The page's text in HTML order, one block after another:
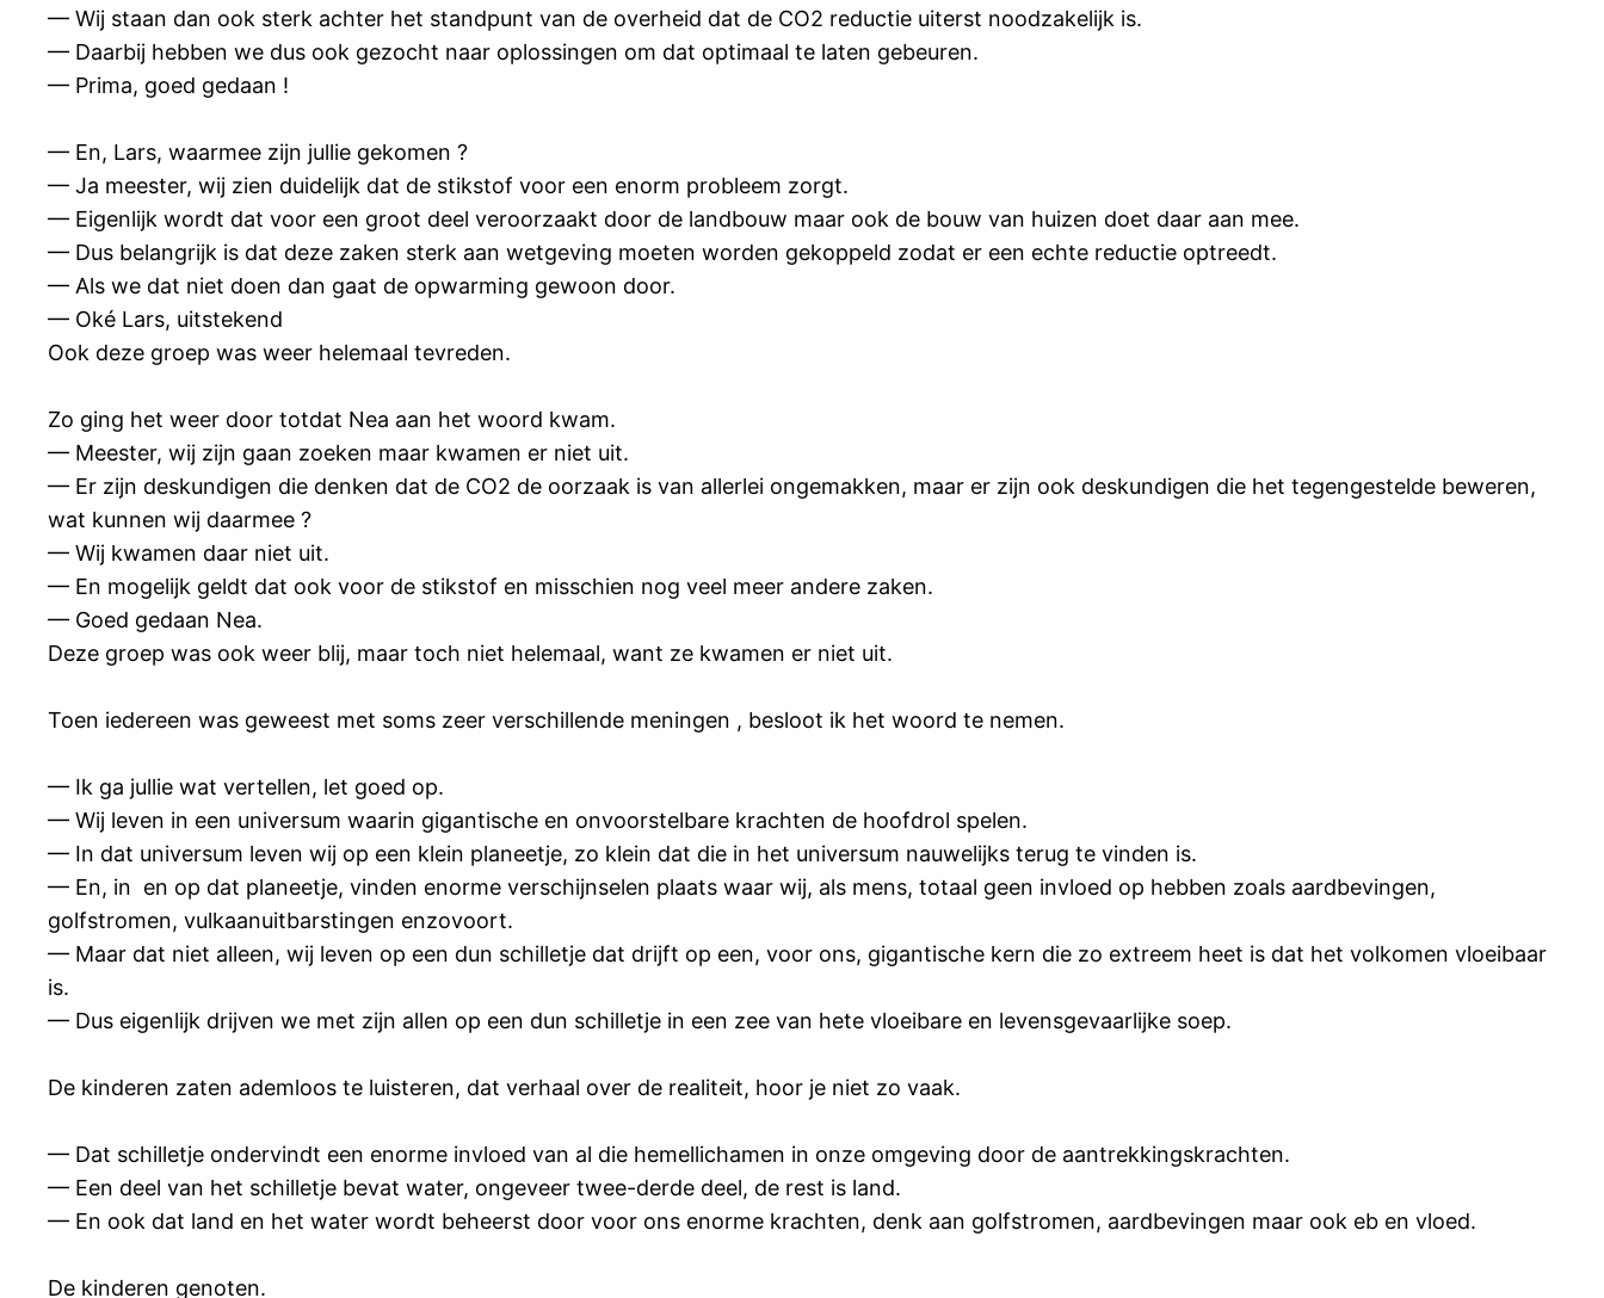
— Wij staan dan ook sterk achter het standpunt van de overheid dat de CO2 reductie uiterst noodzakelijk is.
— Daarbij hebben we dus ook gezocht naar oplossingen om dat optimaal te laten gebeuren.
— Prima, goed gedaan !
— En, Lars, waarmee zijn jullie gekomen ?
— Ja meester, wij zien duidelijk dat de stikstof voor een enorm probleem zorgt.
— Eigenlijk wordt dat voor een groot deel veroorzaakt door de landbouw maar ook de bouw van huizen doet daar aan mee.
— Dus belangrijk is dat deze zaken sterk aan wetgeving moeten worden gekoppeld zodat er een echte reductie optreedt.
— Als we dat niet doen dan gaat de opwarming gewoon door.
— Oké Lars, uitstekend
Ook deze groep was weer helemaal tevreden.
Zo ging het weer door totdat Nea aan het woord kwam.
— Meester, wij zijn gaan zoeken maar kwamen er niet uit.
— Er zijn deskundigen die denken dat de CO2 de oorzaak is van allerlei ongemakken, maar er zijn ook deskundigen die het tegengestelde beweren,
wat kunnen wij daarmee ?
— Wij kwamen daar niet uit.
— En mogelijk geldt dat ook voor de stikstof en misschien nog veel meer andere zaken.
— Goed gedaan Nea.
Deze groep was ook weer blij, maar toch niet helemaal, want ze kwamen er niet uit.
Toen iedereen was geweest met soms zeer verschillende meningen , besloot ik het woord te nemen.
— Ik ga jullie wat vertellen, let goed op.
— Wij leven in een universum waarin gigantische en onvoorstelbare krachten de hoofdrol spelen.
— In dat universum leven wij op een klein planeetje, zo klein dat die in het universum nauwelijks terug te vinden is.
— En, in en op dat planeetje, vinden enorme verschijnselen plaats waar wij, als mens, totaal geen invloed op hebben zoals aardbevingen,
golfstromen, vulkaanuitbarstingen enzovoort.
— Maar dat niet alleen, wij leven op een dun schilletje dat drijft op een, voor ons, gigantische kern die zo extreem heet is dat het volkomen vloeibaar
is.
— Dus eigenlijk drijven we met zijn allen op een dun schilletje in een zee van hete vloeibare en levensgevaarlijke soep.
De kinderen zaten ademloos te luisteren, dat verhaal over de realiteit, hoor je niet zo vaak.
— Dat schilletje ondervindt een enorme invloed van al die hemellichamen in onze omgeving door de aantrekkingskrachten.
— Een deel van het schilletje bevat water, ongeveer twee-derde deel, de rest is land.
— En ook dat land en het water wordt beheerst door voor ons enorme krachten, denk aan golfstromen, aardbevingen maar ook eb en vloed.
De kinderen genoten.